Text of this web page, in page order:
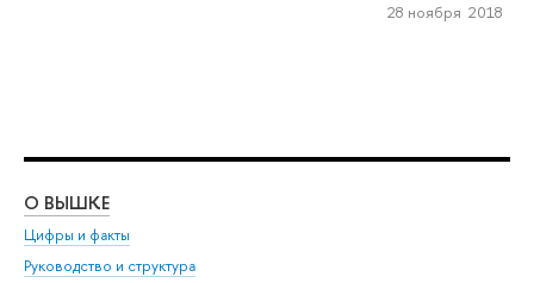
28 ноября 2018
О ВЫШКЕ
Цифры и факты
Руководство и структура